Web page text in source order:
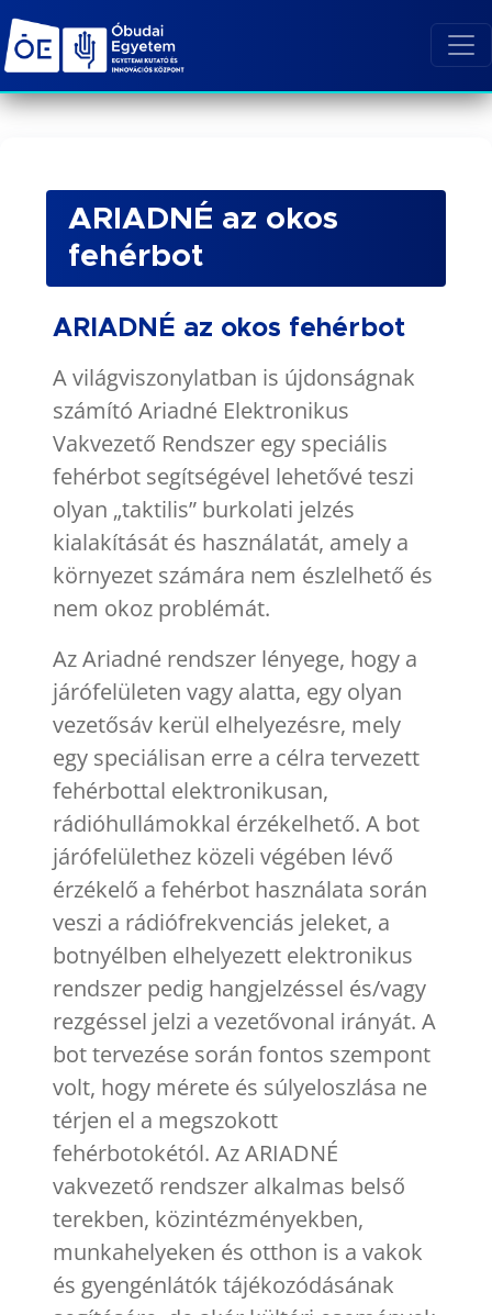
ARIADNÉ az okos
fehérbot
ARIADNÉ az okos fehérbot
A világviszonylatban is újdonságnak
számító Ariadné Elektronikus
Vakvezető Rendszer egy speciális
fehérbot segítségével lehetővé teszi
olyan „taktilis” burkolati jelzés
kialakítását és használatát, amely a
környezet számára nem észlelhető és
nem okoz problémát.
Az Ariadné rendszer lényege, hogy a
járófelületen vagy alatta, egy olyan
vezetősáv kerül elhelyezésre, mely
egy speciálisan erre a célra tervezett
fehérbottal elektronikusan,
rádióhullámokkal érzékelhető. A bot
járófelülethez közeli végében lévő
érzékelő a fehérbot használata során
veszi a rádiófrekvenciás jeleket, a
botnyélben elhelyezett elektronikus
rendszer pedig hangjelzéssel és/vagy
rezgéssel jelzi a vezetővonal irányát. A
bot tervezése során fontos szempont
volt, hogy mérete és súlyeloszlása ne
térjen el a megszokott
fehérbotokétól. Az ARIADNÉ
vakvezető rendszer alkalmas belső
terekben, közintézményekben,
munkahelyeken és otthon is a vakok
és gyengénlátók tájékozódásának